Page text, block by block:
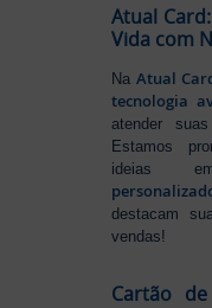
Atual
Vida com
Na Atual
tecnologia
atender
Estamos
ideias
destacam
vendas!
Cartão